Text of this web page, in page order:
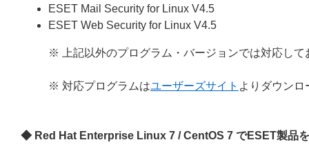
ESET Mail Security for Linux V4.5
ESET Web Security for Linux V4.5
※ 上記以外のプログラム・バージョンでは対応して
※ 対応プログラムはユーザーズサイト よりダウンロ
◆ Red Hat Enterprise Linux 7 / CentOS 7 でESET製品